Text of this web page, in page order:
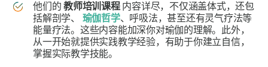
他们的教师培训课程 内容详尽，不仅涵盖体式，还包
括解剖学、 瑜伽哲学、呼吸法，甚至还有灵气疗法等
能量疗法。这些内容能加深你对瑜伽的理解。此外，
从一开始就提供实践教学经验，有助于你建立自信，
掌握实际教学技能。